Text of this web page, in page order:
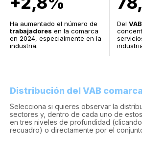
Ha aumentado el número de
trabajadores en la comarca
en 2024, especialmente en la
industria.
Del
Distribución del VAB
Selecciona si quieres observar la
sectores y, dentro de cada uno de
en tres niveles de profundidad
recuadro) o directamente por el